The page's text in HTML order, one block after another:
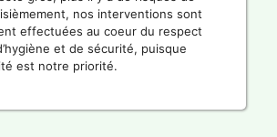
nos interventions sont
effectuées au coeur du respect
et de sécurité, puisque
est notre priorité.